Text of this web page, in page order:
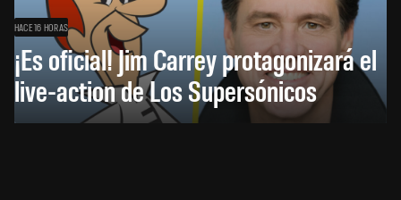
HACE 16 HORAS
¡Es oficial! Jim Carrey protagonizará el
live-action de Los Supersónicos